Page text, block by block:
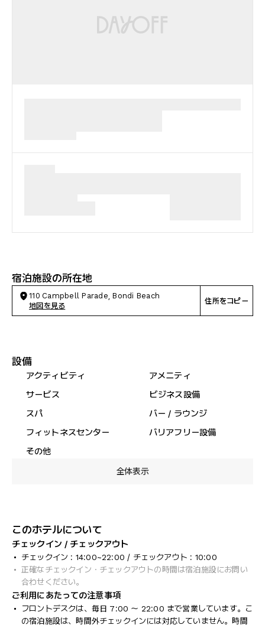
宿泊施設の所在地
110 Campbell Parade, Bondi Beach
地図を見る
住所をコピー
設備
アクティビティ
アメニティ
サービス
ビジネス設備
スパ
バー / ラウンジ
フィットネスセンター
バリアフリー設備
その他
全体表示
このホテルについて
チェックイン / チェックアウト
チェックイン : 14:00~22:00 / チェックアウト : 10:00
正確なチェックイン・チェックアウトの時間は宿泊施設にお問い
合わせください。
ご利用にあたっての注意事項
フロントデスクは、毎日 7:00 ～ 22:00 まで営業しています。こ
の宿泊施設は、時間外チェックインには対応していません。時間